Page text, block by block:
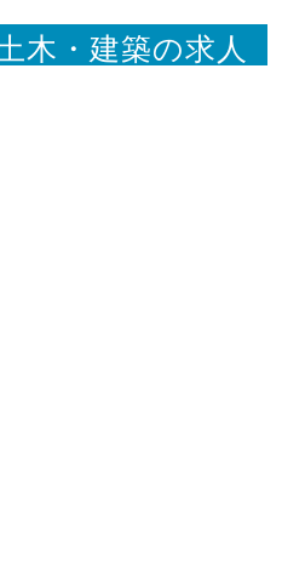
木・建築の求人